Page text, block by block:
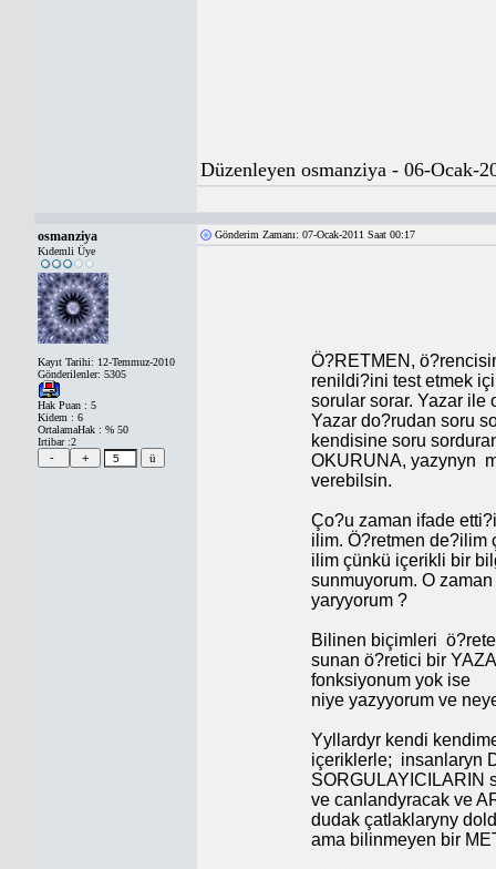
Düzenleyen osmanziya - 06-Ocak-
osmanziya
Kıdemli Üye
Kayıt Tarihi: 12-Temmuz-2010
Gönderilenler: 5305
Hak Puan : 5
Kidem : 6
OrtalamaHak : % 50
Irtibar :2
Gönderim Zamanı: 07-Ocak-2011 Saat 00:17
Ö?RETMEN,
renildi?ini test etmek
sorular sorar. Yazar ile
Yazar do?rudan soru
kendisine soru
OKURUNA, yazynyn
verebilsin.
Ço?u zaman ifade
ilim. Ö?retmen de?ilim
ilim çünkü içerikli bir
sunmuyorum. O
yaryyorum ?
Bilinen biçimleri
sunan ö?retici bir
fonksiyonum yok ise
niye yazyyorum ve
Yyllardyr kendi
içeriklerle; insanlaryn
SORGULAYICILARIN
ve canlandyracak ve
dudak çatlaklaryny
ama bilinmeyen bir